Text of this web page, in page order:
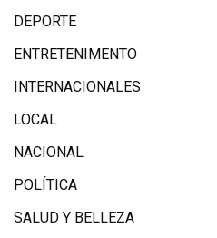
DEPORTE
ENTRETENIMENTO
INTERNACIONALES
LOCAL
NACIONAL
POLÍTICA
SALUD Y BELLEZA